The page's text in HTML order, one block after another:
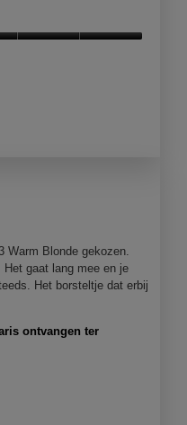
Warm Blonde gekozen.
gaat lang mee en je
Het borsteltje dat erbij
ontvangen ter